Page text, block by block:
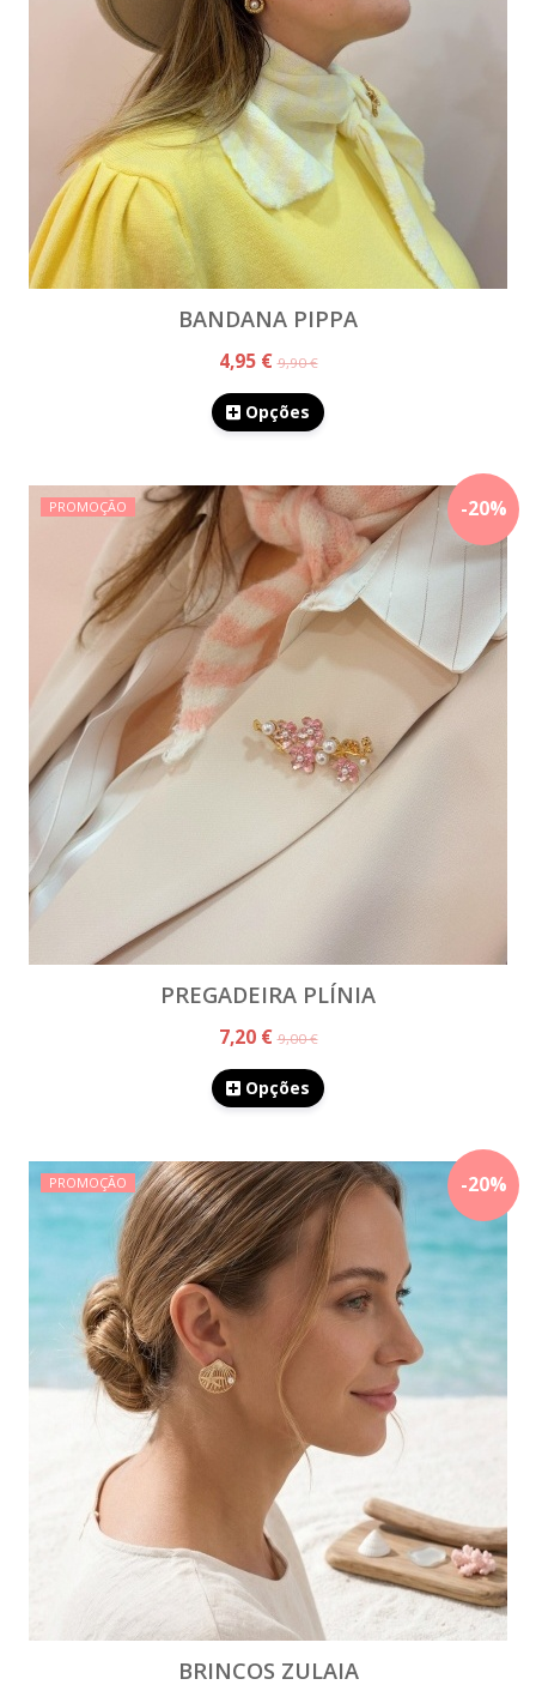
BANDANA PIPPA
4,95 €9,90 €
Opções
-20%
PROMOÇÃO
PREGADEIRA PLÍNIA
7,20 €9,00 €
Opções
-20%
PROMOÇÃO
BRINCOS ZULAIA